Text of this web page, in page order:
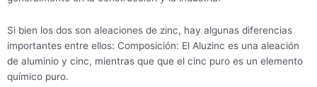
Si bien los dos son aleaciones de zinc, hay algunas diferencias
importantes entre ellos: Composición: El Aluzinc es una aleación
de aluminio y cinc, mientras que que el cinc puro es un elemento
químico puro.